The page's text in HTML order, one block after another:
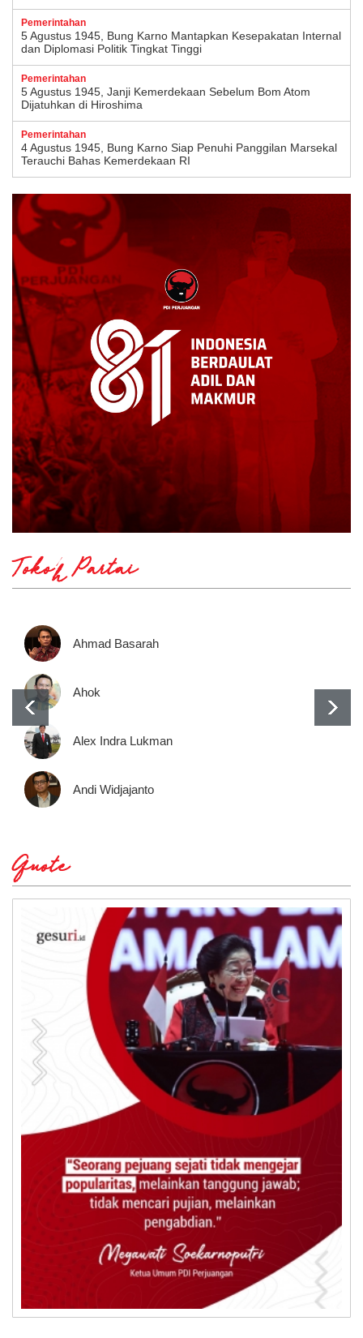
Pemerintahan
5 Agustus 1945, Bung Karno Mantapkan Kesepakatan Internal
dan Diplomasi Politik Tingkat Tinggi
Pemerintahan
5 Agustus 1945, Janji Kemerdekaan Sebelum Bom Atom
Dijatuhkan di Hiroshima
Pemerintahan
4 Agustus 1945, Bung Karno Siap Penuhi Panggilan Marsekal
Terauchi Bahas Kemerdekaan RI
Tokoh Partai
Ahmad Basarah
Ahok
Alex Indra Lukman
Andi Widjajanto
Quote